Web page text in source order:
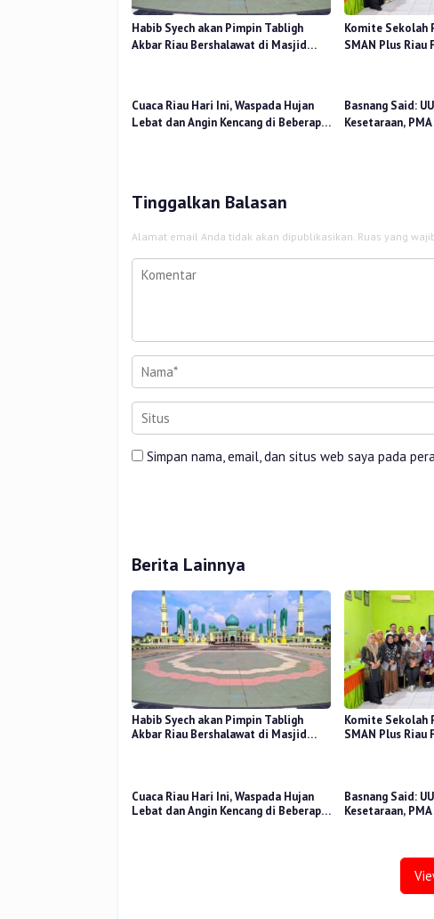
Habib Syech akan Pimpin Tabligh
Akbar Riau Bershalawat di Masjid
Komite Sekolah
SMAN Plus
Cuaca Riau Hari Ini, Waspada Hujan
Lebat dan Angin Kencang di Beberapa
Basnang Said:
Kesetaraan,
Tinggalkan Balasan
Alamat email Anda tidak akan dipublikasikan. Ruas yang
Simpan nama, email, dan situs web saya pada
Berita Lainnya
Habib Syech akan Pimpin Tabligh
Akbar Riau Bershalawat di Masjid
Komite Sekolah
SMAN Plus
Cuaca Riau Hari Ini, Waspada Hujan
Lebat dan Angin Kencang di Beberapa
Basnang Said:
Kesetaraan,